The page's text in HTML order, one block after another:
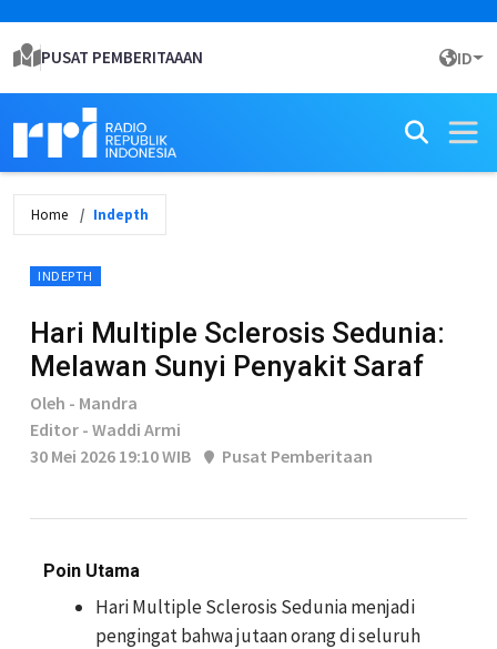
PUSAT PEMBERITAAAN ID
Home Indepth
INDEPTH
Hari Multiple Sclerosis Sedunia:
Melawan Sunyi Penyakit Saraf
Oleh - Mandra
Editor - Waddi Armi
30 Mei 2026 19:10 WIB
Pusat Pemberitaan
Poin Utama
Hari Multiple Sclerosis Sedunia menjadi
pengingat bahwa jutaan orang di seluruh